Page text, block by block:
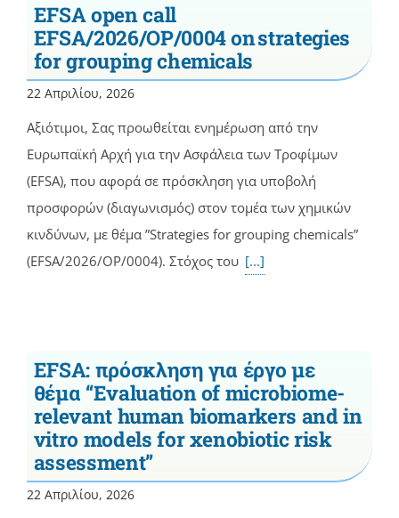
EFSA open call
EFSA/2026/OP/0004 on strategies
for grouping chemicals
22 Απριλίου, 2026
Αξιότιμοι, Σας προωθείται ενημέρωση από την
Ευρωπαϊκή Αρχή για την Ασφάλεια των Τροφίμων
(EFSA), που αφορά σε πρόσκληση για υποβολή
προσφορών (διαγωνισμός) στον τομέα των χημικών
κινδύνων, με θέμα ”Strategies for grouping chemicals”
(EFSA/2026/OP/0004). Στόχος του [...]
EFSA: πρόσκληση για έργο με
θέμα “Evaluation of microbiome-
relevant human biomarkers and in
vitro models for xenobiotic risk
assessment”
22 Απριλίου, 2026